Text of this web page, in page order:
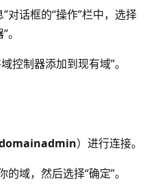
对话框的“操作”栏中，选择
控制器添加到现有域”。
）进行连接。
域，然后选择“确定”。